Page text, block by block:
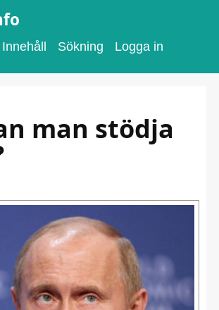
Innehåll Sökning Logga in
man stödja